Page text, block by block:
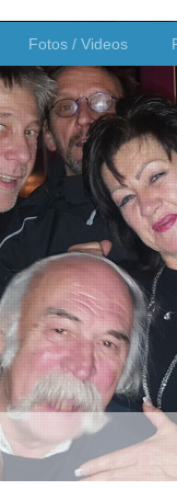
Fotos / Videos